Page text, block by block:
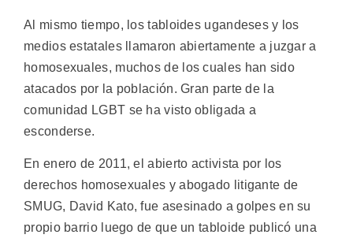
Al mismo tiempo, los tabloides ugandeses y los
medios estatales llamaron abiertamente a juzgar a
homosexuales, muchos de los cuales han sido
atacados por la población. Gran parte de la
comunidad LGBT se ha visto obligada a
esconderse.
En enero de 2011, el abierto activista por los
derechos homosexuales y abogado litigante de
SMUG, David Kato, fue asesinado a golpes en su
propio barrio luego de que un tabloide publicó una